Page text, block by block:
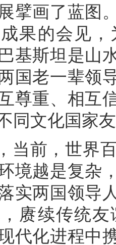
擘画了蓝图
果的会见
基斯坦是山
国老一辈领
尊重、相互
同文化国家
当前，世界
境越是复杂
实两国领导
赓续传统
代化进程中